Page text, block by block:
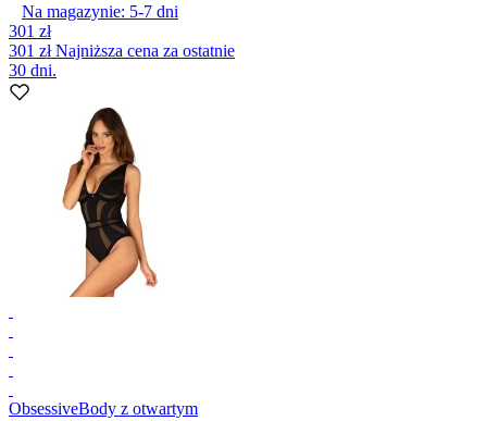
Na magazynie: 5-7 dni
301 zł
301 złNajniższa cena za ostatnie
30 dni.
ObsessiveBody z otwartym